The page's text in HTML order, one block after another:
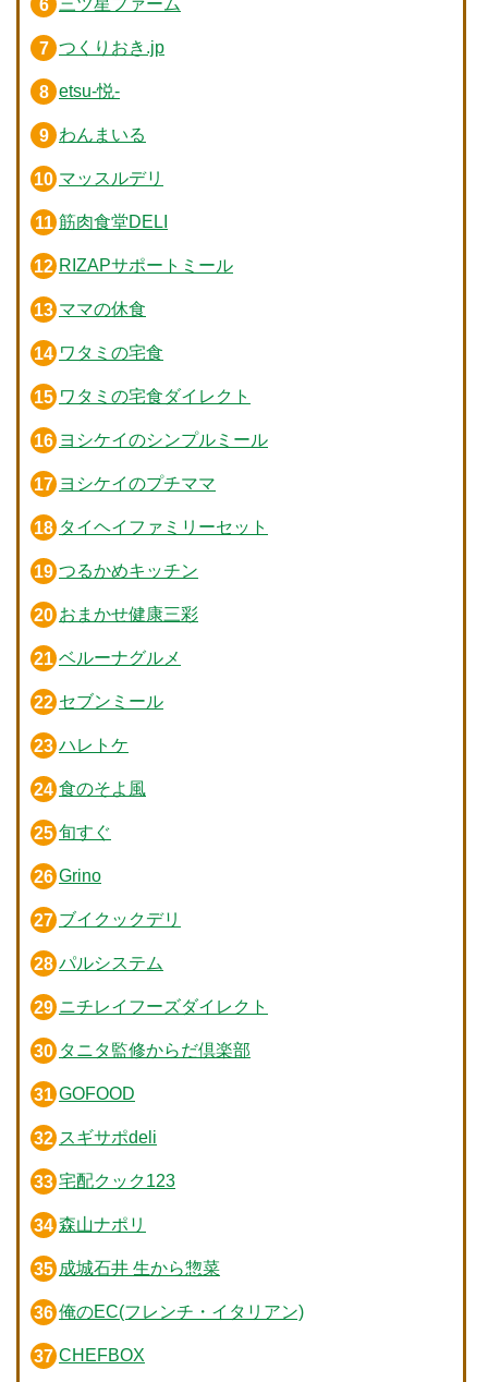
三ツ星ファーム
つくりおき.jp
etsu-悦-
わんまいる
マッスルデリ
筋肉食堂DELI
RIZAPサポートミール
ママの休食
ワタミの宅食
ワタミの宅食ダイレクト
ヨシケイのシンプルミール
ヨシケイのプチママ
タイヘイファミリーセット
つるかめキッチン
おまかせ健康三彩
ベルーナグルメ
セブンミール
ハレトケ
食のそよ風
旬すぐ
Grino
ブイクックデリ
パルシステム
ニチレイフーズダイレクト
タニタ監修からだ倶楽部
GOFOOD
スギサポdeli
宅配クック123
森山ナポリ
成城石井 生から惣菜
俺のEC(フレンチ・イタリアン)
CHEFBOX